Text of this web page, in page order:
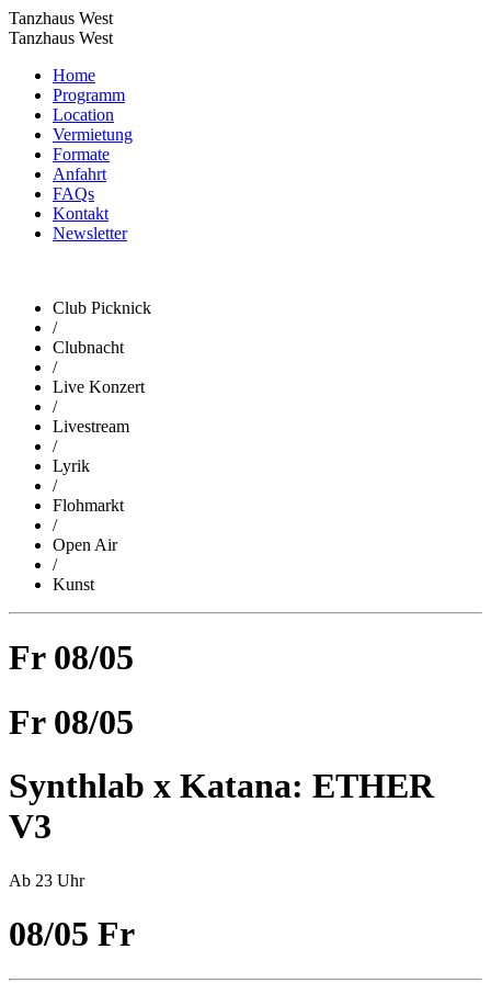
Tanzhaus West
Tanzhaus West
Home
Programm
Location
Vermietung
Formate
Anfahrt
FAQs
Kontakt
Newsletter
Club Picknick
/
Clubnacht
/
Live Konzert
/
Livestream
/
Lyrik
/
Flohmarkt
/
Open Air
/
Kunst
Fr 08/05
Fr 08/05
Synthlab x Katana: ETHER
V3
Ab 23 Uhr
08/05 Fr